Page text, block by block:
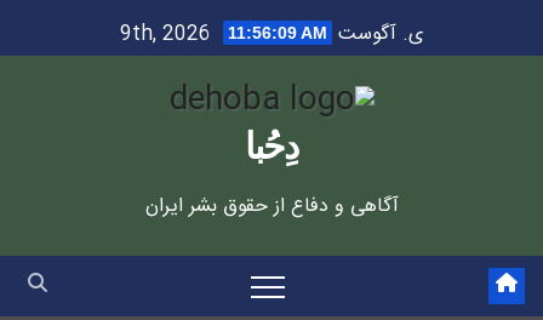
to
ی. آگوست 9th, 2026 11:56:10 AM
دِحُبا
آگاهی و دفاع از حقوق بشر ایران